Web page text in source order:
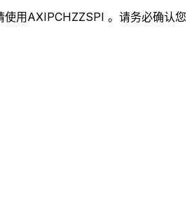
用AXIPCHZZSPI 。请务必确认您